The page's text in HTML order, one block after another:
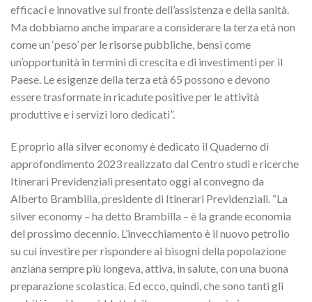
efficaci e innovative sul fronte dell’assistenza e della sanità.
Ma dobbiamo anche imparare a considerare la terza età non
come un ‘peso’ per le risorse pubbliche, bensì come
un’opportunità in termini di crescita e di investimenti per il
Paese. Le esigenze della terza età 65 possono e devono
essere trasformate in ricadute positive per le attività
produttive e i servizi loro dedicati”.
E proprio alla silver economy è dedicato il Quaderno di
approfondimento 2023 realizzato dal Centro studi e ricerche
Itinerari Previdenziali presentato oggi al convegno da
Alberto Brambilla, presidente di Itinerari Previdenziali. “La
silver economy – ha detto Brambilla – è la grande economia
del prossimo decennio. L’invecchiamento è il nuovo petrolio
su cui investire per rispondere ai bisogni della popolazione
anziana sempre più longeva, attiva, in salute, con una buona
preparazione scolastica. Ed ecco, quindi, che sono tanti gli